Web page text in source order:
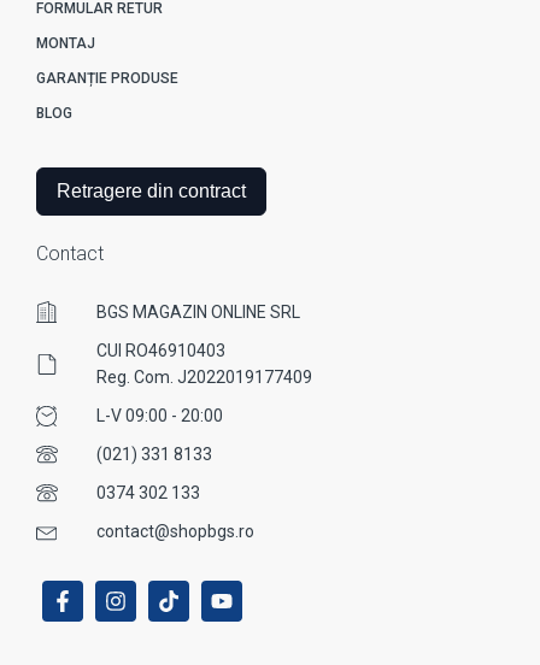
FORMULAR RETUR
MONTAJ
GARANȚIE PRODUSE
BLOG
Retragere din contract
Contact
BGS MAGAZIN ONLINE SRL
CUI RO46910403
Reg. Com. J2022019177409
L-V 09:00 - 20:00
(021) 331 8133
0374 302 133
contact@shopbgs.ro